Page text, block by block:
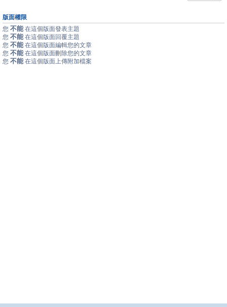
版面權限
您 不能 在這個版面發表主題
您 不能 在這個版面回覆主題
您 不能 在這個版面編輯您的文章
您 不能 在這個版面刪除您的文章
您 不能 在這個版面上傳附加檔案